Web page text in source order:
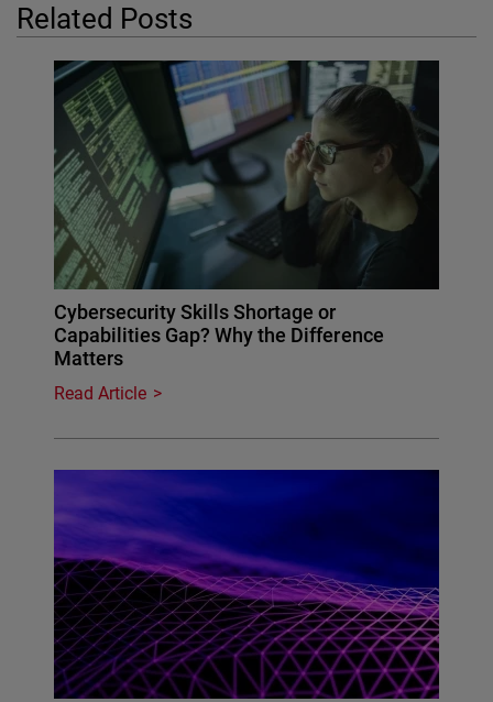
Related Posts
Cybersecurity Skills Shortage or
Capabilities Gap? Why the Difference
Matters
Read Article